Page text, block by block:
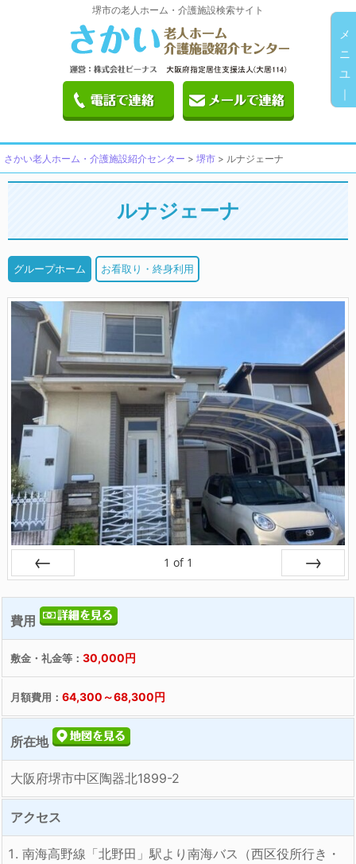
堺市の老人ホーム・介護施設検索サイト
さかい老人ホーム・介護施設紹介センター > 堺市 > ルナジェーナ
ルナジェーナ
グループホーム お看取り・終身利用
1 of 1
費用
敷金・礼金等： 30,000円
月額費用： 64,300～68,300円
所在地
大阪府堺市中区陶器北1899-2
アクセス
南海高野線「北野田」駅より南海バス（西区役所行き・
メ
ニ
ユ
｜